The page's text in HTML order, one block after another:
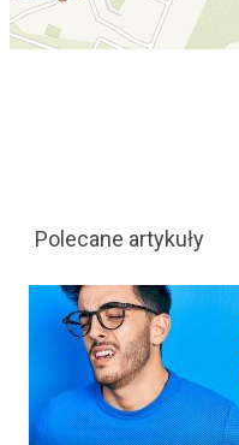
Polecane artykuły